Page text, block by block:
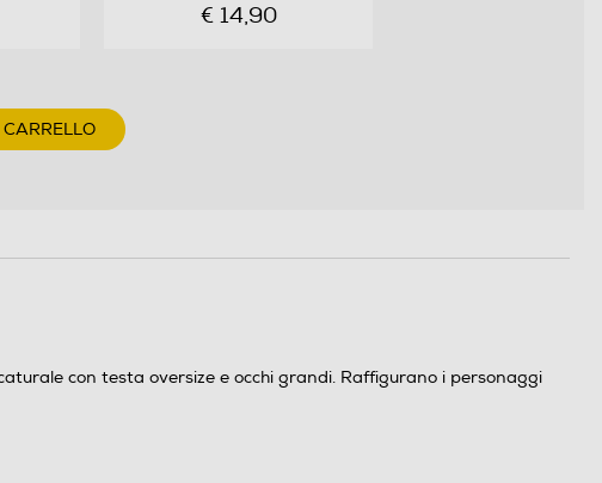
€ 14,90
con testa oversize e occhi grandi. Raffigurano i personaggi